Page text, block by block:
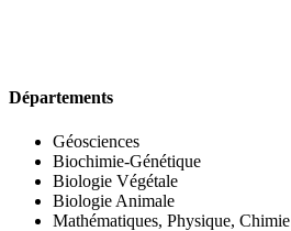
Départements
Géosciences
Biochimie-Génétique
Biologie Végétale
Biologie Animale
Mathématiques, Physique, Chimie